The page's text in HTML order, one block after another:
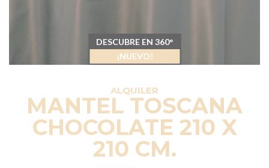
ALQUILER
MANTEL TOSCANA
CHOCOLATE 210 X
210 CM.
DESCUBRE EN 360°
¡NUEVO!